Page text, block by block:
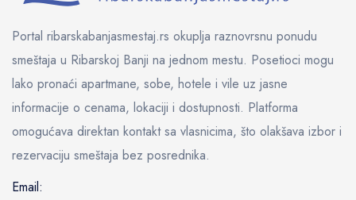
Portal ribarskabanjasmestaj.rs okuplja raznovrsnu ponudu
smeštaja u Ribarskoj Banji na jednom mestu. Posetioci mogu
lako pronaći apartmane, sobe, hotele i vile uz jasne
informacije o cenama, lokaciji i dostupnosti. Platforma
omogućava direktan kontakt sa vlasnicima, što olakšava izbor i
rezervaciju smeštaja bez posrednika.
Email: